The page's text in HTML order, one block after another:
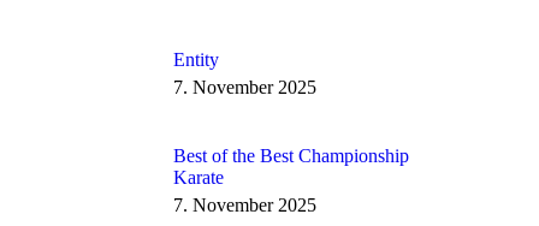
Entity
7. November 2025
Best of the Best Championship
Karate
7. November 2025